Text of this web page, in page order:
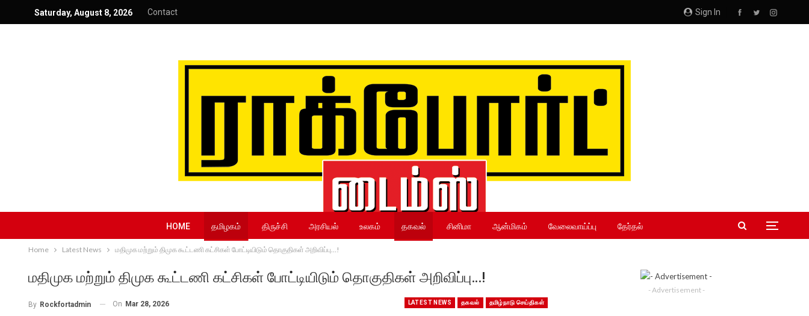
Sign In
Saturday, August 8, 2026 Contact
HOME தமிழகம் திருச்சி அரசியல் உலகம் தகவல் சினிமா ஆன்மிகம் வேலைவாய்ப்பு தேர்தல்
Home Latest News மதிமுக மற்றும் திமுக கூட்டணி கட்சிகள் போட்டியிடும் தொகுதிகள் அறிவிப்பு…!
மதிமுக மற்றும் திமுக கூட்டணி கட்சிகள் போட்டியிடும் தொகுதிகள் அறிவிப்பு…!
LATEST NEWS தகவல் தமிழ்நாடு செய்திகள்
By Rockfortadmin On Mar 28, 2026
- Advertisement -